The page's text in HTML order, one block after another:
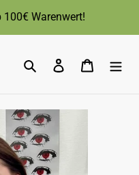
100€ Warenwert!
SuchenEinloggen